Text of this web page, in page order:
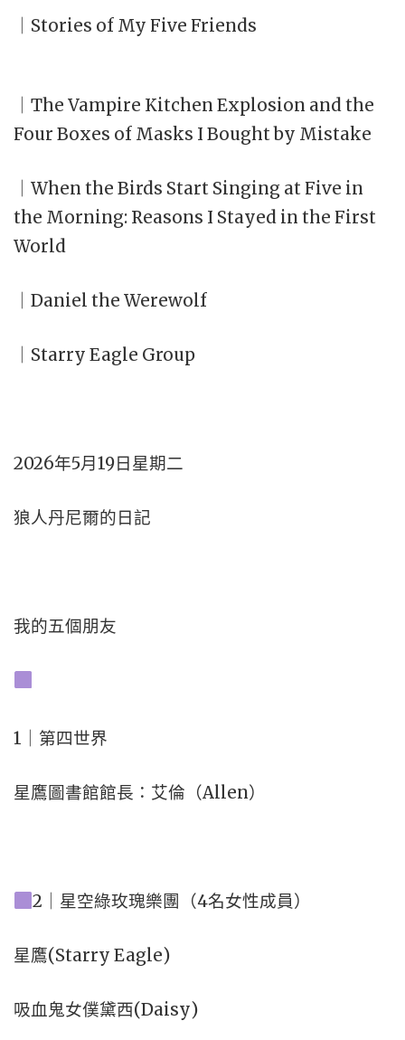
｜Stories of My Five Friends
｜The Vampire Kitchen Explosion and the
Four Boxes of Masks I Bought by Mistake
｜When the Birds Start Singing at Five in
the Morning: Reasons I Stayed in the First
World
｜Daniel the Werewolf
｜Starry Eagle Group
2026年5月19日星期二
狼人丹尼爾的日記
我的五個朋友
1｜第四世界
星鷹圖書館館長：艾倫（Allen）
2｜星空綠玫瑰樂團（4名女性成員）
星鷹(Starry Eagle)
吸血鬼女僕黛西(Daisy)